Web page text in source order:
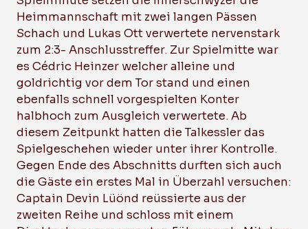
Heimmannschaft mit zwei langen Pässen
Schach und Lukas Ott verwertete nervenstark
zum 2:3- Anschlusstreffer. Zur Spielmitte war
es Cédric Heinzer welcher alleine und
goldrichtig vor dem Tor stand und einen
ebenfalls schnell vorgespielten Konter
halbhoch zum Ausgleich verwertete. Ab
diesem Zeitpunkt hatten die Talkessler das
Spielgeschehen wieder unter ihrer Kontrolle.
Gegen Ende des Abschnitts durften sich auch
die Gäste ein erstes Mal in Überzahl versuchen:
Captain Devin Lüönd reüssierte aus der
zweiten Reihe und schloss mit einem